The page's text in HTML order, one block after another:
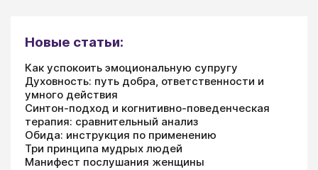
Новые статьи:
Как успокоить эмоциональную супругу
Духовность: путь добра, ответственности и
умного действия
Синтон-подход и когнитивно-поведенческая
терапия: сравнительный анализ
Обида: инструкция по применению
Три принципа мудрых людей
Манифест послушания женщины